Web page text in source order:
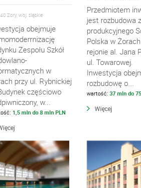
Żory, woj. śląskie
obejmuje
Zespołu Szkół
w
przy ul. Rybnickiej
częściowo
w...
1,5 mln do 8 mln PLN
Przedmiotem
jest rozbudowa
produkcyjnego
Polska w
rejonie al. Jana
ul. Towarowej.
Inwestycja
rozbudowę o...
wartość:37 mln do
Więcej